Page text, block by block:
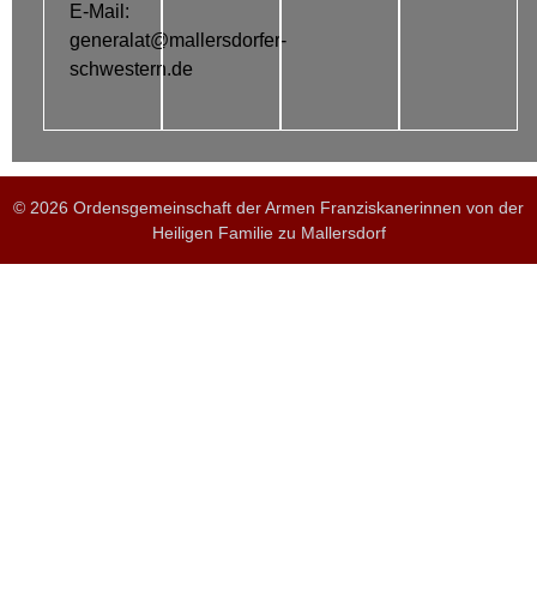
E-Mail:
generalat@mallersdorfer-
schwestern.de
© 2026 Ordensgemeinschaft der Armen Franziskanerinnen von der
Heiligen Familie zu Mallersdorf